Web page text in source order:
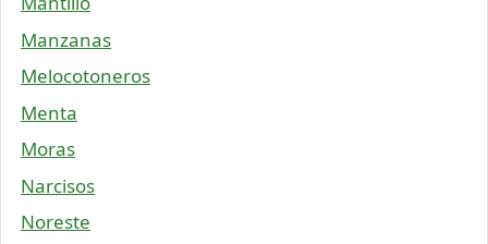
Manzanas
Melocotoneros
Menta
Moras
Narcisos
Noreste